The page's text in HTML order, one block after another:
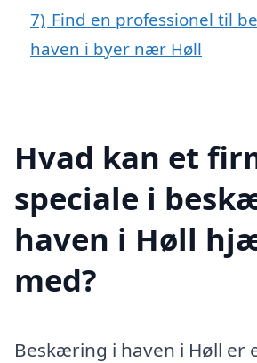
7) Find en professionel til
haven i byer nær Høll
Hvad kan et
speciale i
haven i Høll
med?
Beskæring i haven i Høll er